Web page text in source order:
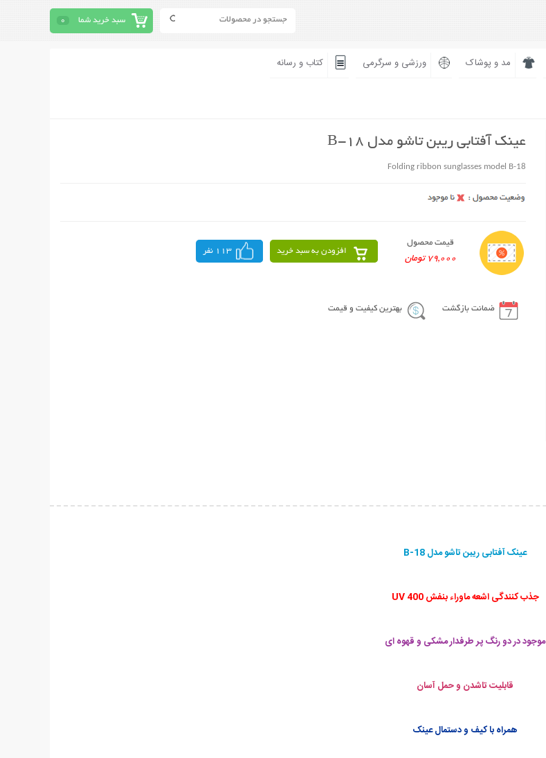
سبد خرید شما 0
مد و پوشاک ورزشی و سرگرمی کتاب و رسانه
عینک آفتابی ریبن تاشو مدل B-18
Folding ribbon sunglasses model B-18
قیمت محصول
79,000 تومان
افزودن به سبد خرید 113 نفر
ضمانت بازگشت بهترین کیفیت و قیمت
عینک آفتابی ریبن تاشو مدل B-18
جذب کنندگی اشعه ماوراء بنفش UV 400
موجود در دو رنگ پر طرفدار مشکی و قهوه ای
قابلیت تاشدن و حمل آسان
همراه با کیف و دستمال عینک